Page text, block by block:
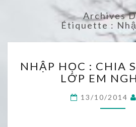
Archives
Étiquette :
HỌC
:
SẺ
CỦA
NHẬP HỌC : CHIA
LỚP EM
13/10/2014